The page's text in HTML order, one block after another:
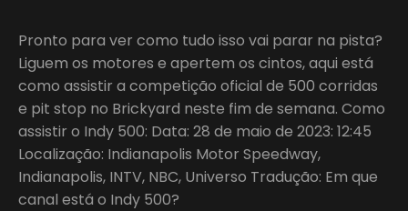
Pronto para ver como tudo isso vai parar na pista?
Liguem os motores e apertem os cintos, aqui está
como assistir a competição oficial de 500 corridas
e pit stop no Brickyard neste fim de semana. Como
assistir o Indy 500: Data: 28 de maio de 2023: 12:45
Localização: Indianapolis Motor Speedway,
Indianapolis, INTV, NBC, Universo Tradução: Em que
canal está o Indy 500?